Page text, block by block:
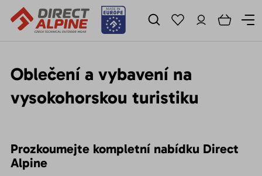
Oblečení a vybavení na
vysokohorskou turistiku
Prozkoumejte kompletní nabídku Direct
Alpine